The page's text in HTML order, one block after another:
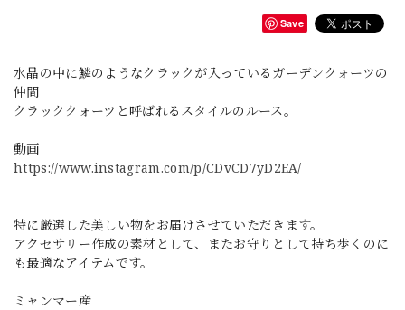
Save
水晶の中に鱗のようなクラックが入っているガーデンクォーツの
仲間
クラッククォーツと呼ばれるスタイルのルース。
動画
https://www.instagram.com/p/CDvCD7yD2EA/
特に厳選した美しい物をお届けさせていただきます。
アクセサリー作成の素材として、またお守りとして持ち歩くのに
も最適なアイテムです。
ミャンマー産